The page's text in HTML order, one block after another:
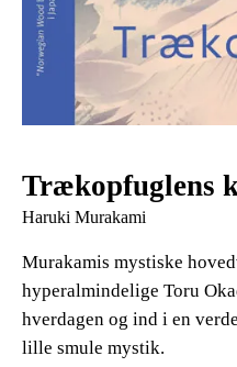
Trækopfuglens
Haruki Murakami
Murakamis mystiske
hyperalmindelige Toru
hverdagen og ind i en
lille smule mystik.